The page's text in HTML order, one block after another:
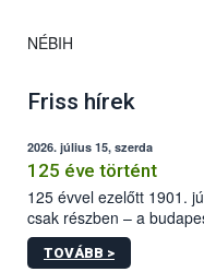
NÉBIH
Friss hírek
2026. július 15, szerda
125 éve történt
125 évvel ezelőtt 1901.
csak részben – a
állomás a Kis Rókus
tervezett új épületébe.
TOVÁBB >